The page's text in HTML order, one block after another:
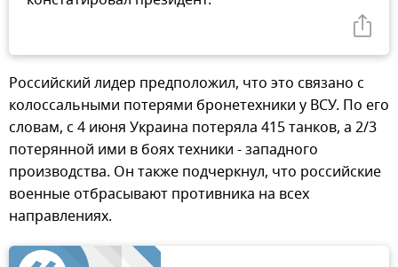
Российский лидер предположил, что это связано с
колоссальными потерями бронетехники у ВСУ. По его
словам, с 4 июня Украина потеряла 415 танков, а 2/3
потерянной ими в боях техники - западного
производства. Он также подчеркнул, что российские
военные отбрасывают противника на всех
направлениях.